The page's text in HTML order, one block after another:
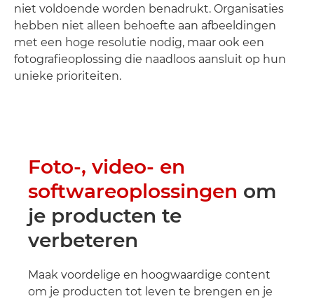
niet voldoende worden benadrukt. Organisaties
hebben niet alleen behoefte aan afbeeldingen
met een hoge resolutie nodig, maar ook een
fotografieoplossing die naadloos aansluit op hun
unieke prioriteiten.
Foto-, video- en
softwareoplossingen om
je producten te
verbeteren
Maak voordelige en hoogwaardige content
om je producten tot leven te brengen en je